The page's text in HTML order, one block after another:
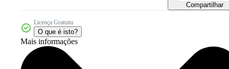
Compartilhar
Licença Gratuita
O que é isto?
Mais informações